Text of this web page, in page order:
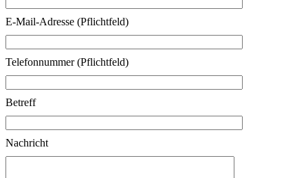
E-Mail-Adresse (Pflichtfeld)
Telefonnummer (Pflichtfeld)
Betreff
Nachricht